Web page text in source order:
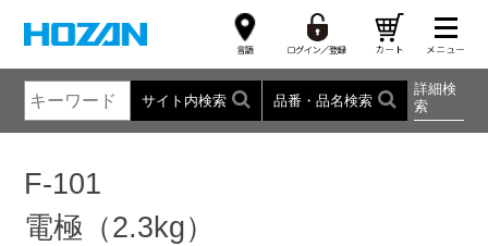
サイト内検索 品番・品名検索
詳細検
索
F-101
電極（2.3kg）